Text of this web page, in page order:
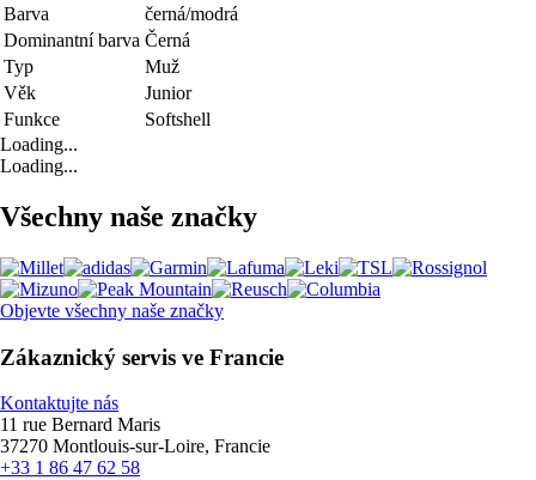
Barva
černá/modrá
Dominantní barva Černá
Typ
Muž
Věk
Junior
Funkce
Softshell
Loading...
Loading...
Všechny naše značky
Objevte všechny naše značky
Zákaznický servis ve Francie
Kontaktujte nás
11 rue Bernard Maris
37270 Montlouis-sur-Loire, Francie
+33 1 86 47 62 58